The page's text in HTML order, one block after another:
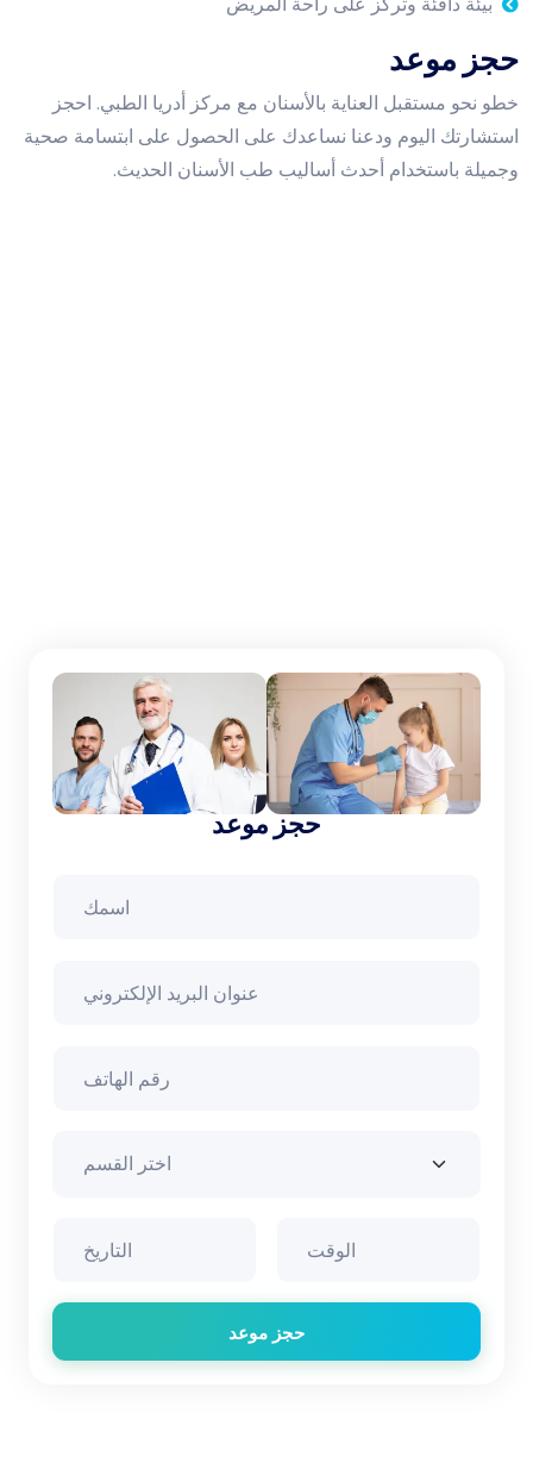
حجز موعد
خطو نحو مستقبل العناية بالأسنان مع مركز أدريا الطبي. احجز
استشارتك اليوم ودعنا نساعدك على الحصول على ابتسامة صحية
وجميلة باستخدام أحدث أساليب طب الأسنان الحديث.
حجز موعد
حجز موعد